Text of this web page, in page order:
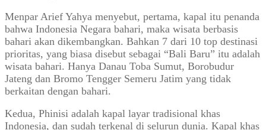
Menpar Arief Yahya menyebut, pertama, kapal itu penanda
bahwa Indonesia Negara bahari, maka wisata berbasis
bahari akan dikembangkan. Bahkan 7 dari 10 top destinasi
prioritas, yang biasa disebut sebagai “Bali Baru” itu adalah
wisata bahari. Hanya Danau Toba Sumut, Borobudur
Jateng dan Bromo Tengger Semeru Jatim yang tidak
berkaitan dengan bahari.
Kedua, Phinisi adalah kapal layar tradisional khas
Indonesia, dan sudah terkenal di selurun dunia. Kapal khas